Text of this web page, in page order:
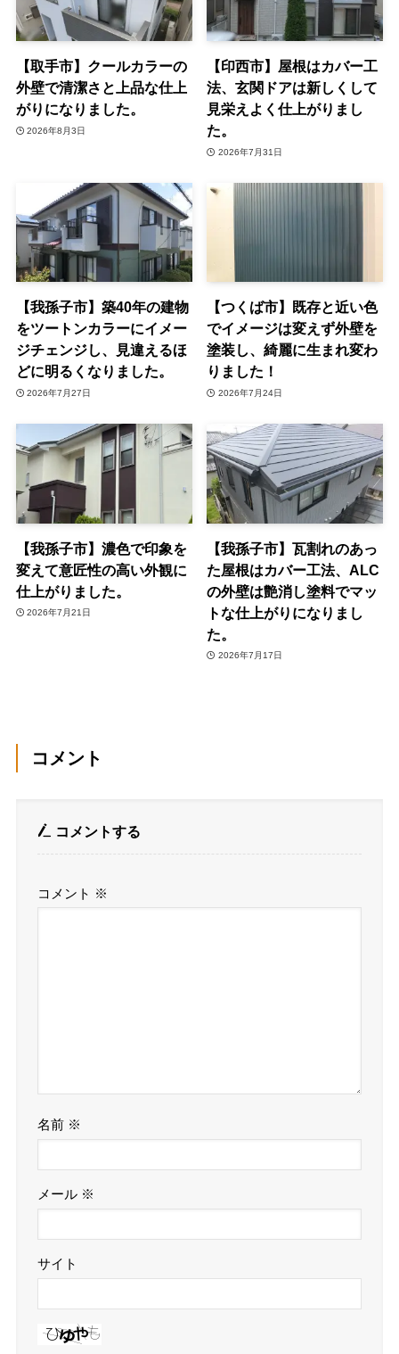
【取手市】クールカラーの
外壁で清潔さと上品な仕上
がりになりました。
2026年8月3日
【印西市】屋根はカバー工
法、玄関ドアは新しくして
見栄えよく仕上がりまし
た。
2026年7月31日
【我孫子市】築40年の建物
をツートンカラーにイメー
ジチェンジし、見違えるほ
どに明るくなりました。
2026年7月27日
【つくば市】既存と近い色
でイメージは変えず外壁を
塗装し、綺麗に生まれ変わ
りました！
2026年7月24日
【我孫子市】濃色で印象を
変えて意匠性の高い外観に
仕上がりました。
2026年7月21日
【我孫子市】瓦割れのあっ
た屋根はカバー工法、ALC
の外壁は艶消し塗料でマッ
トな仕上がりになりまし
た。
2026年7月17日
コメント
コメントする
コメント ※
名前 ※
メール ※
サイト